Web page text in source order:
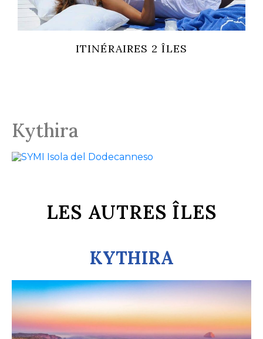
ITINÉRAIRES 3 ÎLES
Kythira
LES AUTRES ÎLES
KYTHIRA